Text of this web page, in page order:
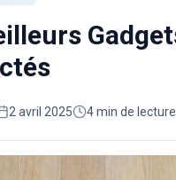
2 avril 2025 4 min de lecture